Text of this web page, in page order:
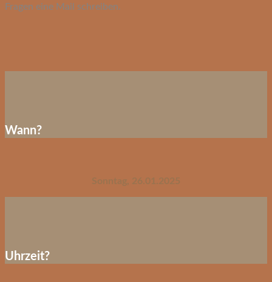
Fragen eine Mail schreiben.
Wann?
Sonntag, 26.01.2025
Uhrzeit?